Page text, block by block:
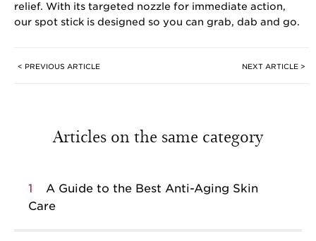
relief. With its targeted nozzle for immediate action,
our spot stick is designed so you can grab, dab and go.
< PREVIOUS ARTICLE NEXT ARTICLE >
Articles on the same category
1
A Guide to the Best Anti-Aging Skin
Care